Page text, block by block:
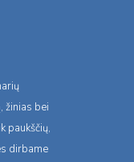
žinias bei
paukščių,
dirbame